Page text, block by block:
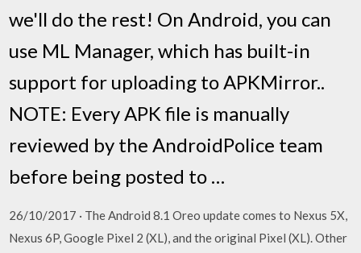
we'll do the rest! On Android, you can
use ML Manager, which has built-in
support for uploading to APKMirror..
NOTE: Every APK file is manually
reviewed by the AndroidPolice team
before being posted to …
26/10/2017 · The Android 8.1 Oreo update comes to Nexus 5X,
Nexus 6P, Google Pixel 2 (XL), and the original Pixel (XL). Other